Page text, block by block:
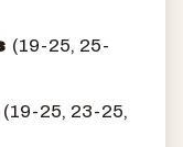
(19-25, 25-
(19-25, 23-25,